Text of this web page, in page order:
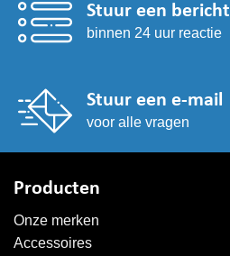
Stuur een bericht
binnen 24 uur reactie
Stuur een e-mail
voor alle vragen
Producten
Onze merken
Accessoires